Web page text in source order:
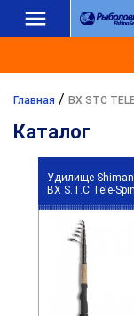
Главная / BX STC
Каталог
Удилище
BX S.T.C Tele-